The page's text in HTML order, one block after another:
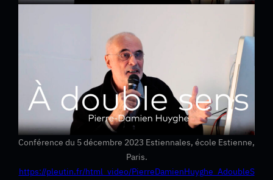
Conférence du 5 décembre 2023 Estiennales, école Estienne,
Paris.
https://pleutin.fr/html_video/PierreDamienHuyghe_AdoubleS